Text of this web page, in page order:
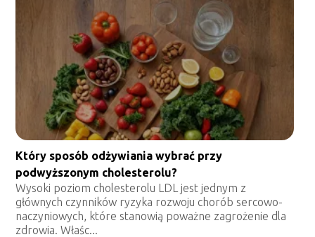
Który sposób odżywiania wybrać przy
podwyższonym cholesterolu?
Wysoki poziom cholesterolu LDL jest jednym z
głównych czynników ryzyka rozwoju chorób sercowo-
naczyniowych, które stanowią poważne zagrożenie dla
zdrowia. Właśc...